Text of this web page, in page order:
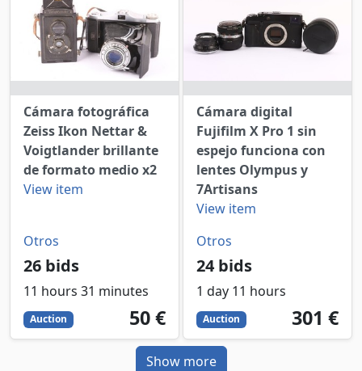
Cámara fotográfica
Zeiss Ikon Nettar &
Voigtlander brillante
de formato medio x2
View item
Otros
26 bids
11 hours 31 minutes
Auction 50
EUR
50 €
Cámara digital
Fujifilm X Pro 1 sin
espejo funciona con
lentes Olympus y
7Artisans
View item
Otros
24 bids
1 day 11 hours
Auction 301
EUR
301 €
Show more